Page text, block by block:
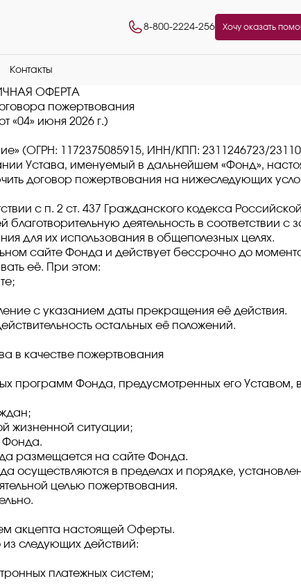
8-800-2224-256 Хочу оказать
Контакты
ОФЕРТА
пожертвования
«04» июня 2026 г.)
(ОГРН: 1172375085915, ИНН/КПП: 2311246723/
Устава, именуемый в дальнейшем «Фонд»,
договор пожертвования на нижеследующих
с п. 2 ст. 437 Гражданского кодекса
деятельность в соответствии с
для их использования в общеполезных целях.
сайте Фонда и действует бессрочно до
её. При этом:
с указанием даты прекращения её действия.
остальных её положений.
в качестве пожертвования
программ Фонда, предусмотренных его Уставом,
жизненной ситуации;
Фонда.
размещается на сайте Фонда.
осуществляются в пределах и порядке,
целью пожертвования.
акцепта настоящей Оферты.
следующих действий:
платежных систем;